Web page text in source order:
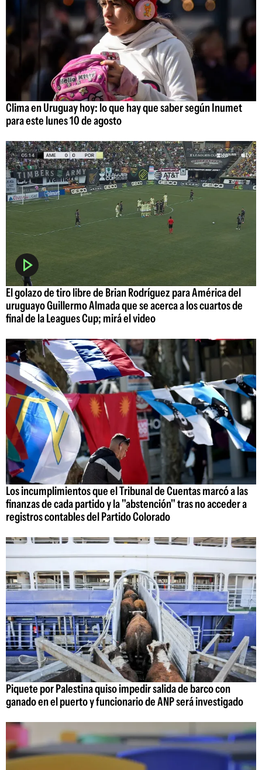
Clima en Uruguay hoy: lo que hay que saber según Inumet
para este lunes 10 de agosto
El golazo de tiro libre de Brian Rodríguez para América del
uruguayo Guillermo Almada que se acerca a los cuartos de
final de la Leagues Cup; mirá el video
Los incumplimientos que el Tribunal de Cuentas marcó a las
finanzas de cada partido y la "abstención" tras no acceder a
registros contables del Partido Colorado
Piquete por Palestina quiso impedir salida de barco con
ganado en el puerto y funcionario de ANP será investigado